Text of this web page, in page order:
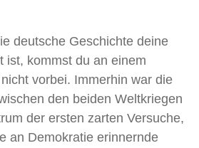
deutsche Geschichte deine
ist, kommst du an einem
vorbei. Immerhin war die
den beiden Weltkriegen
der ersten zarten Versuche,
an Demokratie erinnernde